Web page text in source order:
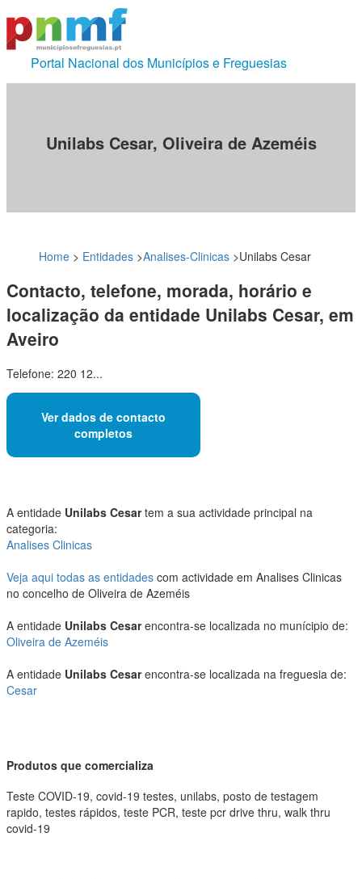
Portal Nacional dos Municípios e Freguesias
Unilabs Cesar, Oliveira de Azeméis
Home > Entidades >Analises-Clinicas >Unilabs Cesar
Contacto, telefone, morada, horário e
localização da entidade Unilabs Cesar, em
Aveiro
Telefone: 220 12...
Ver dados de contacto
completos
A entidade Unilabs Cesartem a sua actividade principal na
categoria:
Analises Clinicas
Veja aqui todas as entidades com actividade em Analises Clinicas
no concelho de Oliveira de Azeméis
A entidade Unilabs Cesarencontra-se localizada no munícipio de:
Oliveira de Azeméis
A entidade Unilabs Cesarencontra-se localizada na freguesia de:
Cesar
Produtos que comercializa
Teste COVID-19, covid-19 testes, unilabs, posto de testagem
rapido, testes rápidos, teste PCR, teste pcr drive thru, walk thru
covid-19